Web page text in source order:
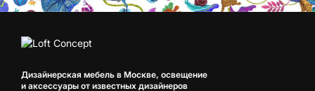
Дизайнерская мебель в Москве, освещение
и аксессуары от известных дизайнеров